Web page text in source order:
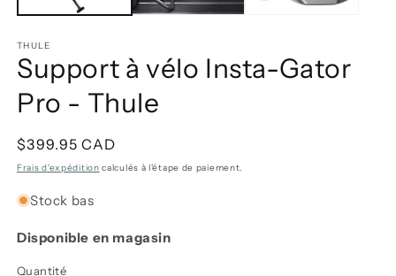
THULE
Support à vélo Insta-Gator
Pro - Thule
Prix
habituel
$399.95 CAD
Frais d'expédition calculés à l'étape de paiement.
Stock bas
Disponible en magasin
Quantité